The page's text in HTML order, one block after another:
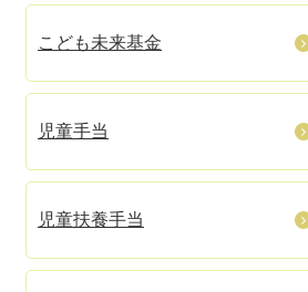
こども未来基金
児童手当
児童扶養手当